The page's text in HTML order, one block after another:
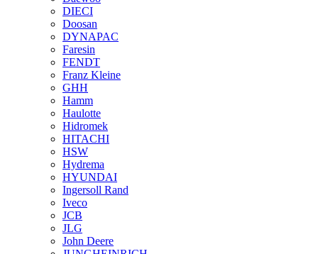
DIECI
Doosan
DYNAPAC
Faresin
FENDT
Franz Kleine
GHH
Hamm
Haulotte
Hidromek
HITACHI
HSW
Hydrema
HYUNDAI
Ingersoll Rand
Iveco
JCB
JLG
John Deere